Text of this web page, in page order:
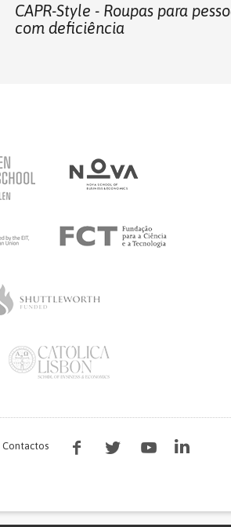
CAPR-Style - Roupas para
com deficiência
Contactos